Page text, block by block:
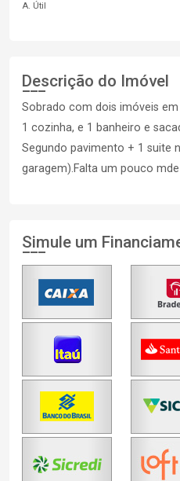
A. Útil
Descrição do Imóvel
Sobrado com dois imóveis
1 cozinha, e 1 banheiro e
Segundo pavimento + 1 suite
garagem).Falta um pouco
Simule um